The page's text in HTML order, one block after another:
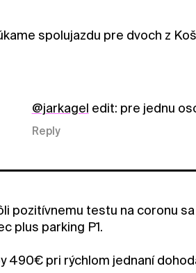
spolujazdu pre dvoch z
@jarkagel edit: pre jednu
Reply
pozitívnemu testu na coronu
plus parking P1.
490€ pri rýchlom jednaní